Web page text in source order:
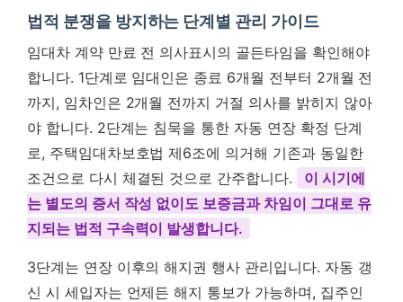
법적 분쟁을 방지하는 단계별 관리 가이드
임대차 계약 만료 전 의사표시의 골든타임을 확인해야
합니다. 1단계로 임대인은 종료 6개월 전부터 2개월 전
까지, 임차인은 2개월 전까지 거절 의사를 밝히지 않아
야 합니다. 2단계는 침묵을 통한 자동 연장 확정 단계
로, 주택임대차보호법 제6조에 의거해 기존과 동일한
조건으로 다시 체결된 것으로 간주합니다.
이 시기에
는 별도의 증서 작성 없이도 보증금과 차임이 그대로 유
지되는 법적 구속력이 발생합니다.
3단계는 연장 이후의 해지권 행사 관리입니다. 자동 갱
신 시 세입자는 언제든 해지 통보가 가능하며, 집주인